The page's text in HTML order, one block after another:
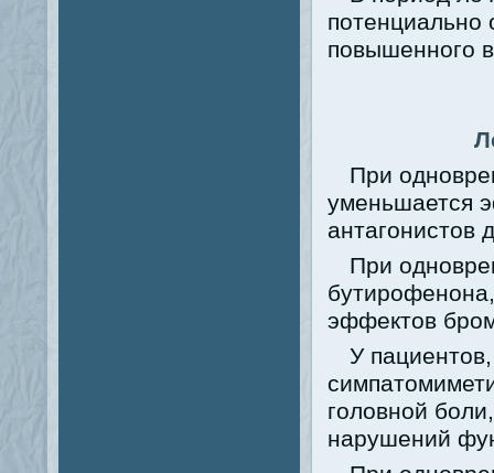
потенциально
повышенного
При
уменьшается
антагонистов
При
эффектов
У
головной
нарушений